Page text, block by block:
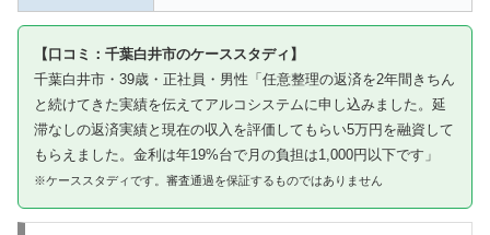
【口コミ：千葉白井市のケーススタディ】
千葉白井市・39歳・正社員・男性「任意整理の返済を2年間きちん
と続けてきた実績を伝えてアルコシステムに申し込みました。延
滞なしの返済実績と現在の収入を評価してもらい5万円を融資して
もらえました。金利は年19%台で月の負担は1,000円以下です」
※ケーススタディです。審査通過を保証するものではありません